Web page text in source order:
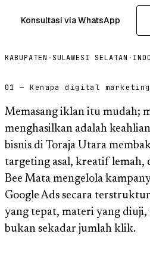
Konsultasi via WhatsApp
KABUPATEN · SULAWESI SELATAN ·
01 — Kenapa digital marketing
Memasang iklan itu mudah;
menghasilkan adalah
bisnis di Toraja Utara
targeting asal, kreatif lemah,
Bee Mata mengelola
Google Ads secara
yang tepat, materi yang diuji,
bukan sekadar jumlah klik.